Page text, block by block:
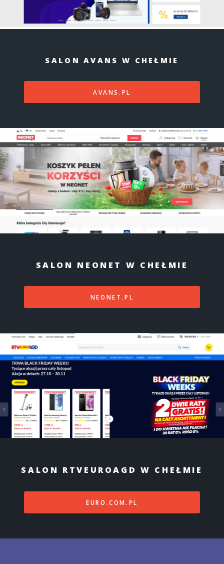
SALON AVANS W CHEŁMIE
AVANS.PL
SALON NEONET W CHEŁMIE
NEONET.PL
SALON RTVEUROAGD W CHEŁMIE
EURO.COM.PL